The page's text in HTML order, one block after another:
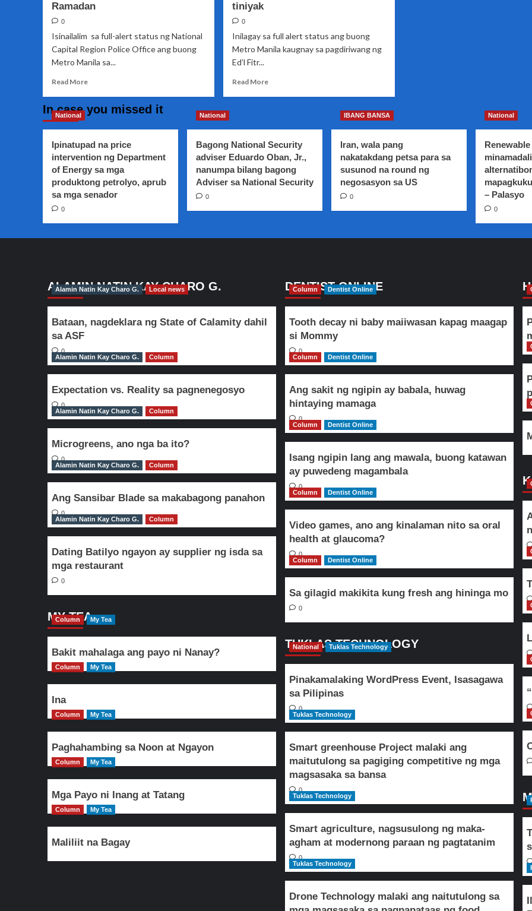
Ramadan
0
Isinailalim sa full-alert status ng National
Capital Region Police Office ang buong
Metro Manila sa...
Read MoreRead
PNP-
full
alert
statussa
pagtatapos
ng
tiniyak
0
Inilagay sa full alert status ang buong
Metro Manila kaugnay sa pagdiriwang ng
Ed’l Fitr...
Read MoreRead
ng
Ramadan
ng
mga
In case you missed it
National
Ipinatupad na price
intervention ng Department
of Energy sa mga
produktong petrolyo, aprub
sa mga senador
0
National
Bagong National Security
adviser Eduardo Oban, Jr.,
nanumpa bilang bagong
Adviser sa National Security
0
IBANG BANSA
Iran, wala pang
nakatakdang petsa para sa
susunod na round ng
negosasyon sa US
0
National
– Palasyo
0
ALAMIN NATIN KAY CHARO G.
Alamin Natin Kay Charo G. Local news
Bataan, nagdeklara ng State of Calamity dahil
sa ASF
0
Alamin Natin Kay Charo G.
Column
Expectation vs. Reality sa pagnenegosyo
0
Alamin Natin Kay Charo G.
Column
Microgreens, ano nga ba ito?
0
Alamin Natin Kay Charo G.
Column
Ang Sansibar Blade sa makabagong panahon
0
Alamin Natin Kay Charo G.
Column
Dating Batilyo ngayon ay supplier ng isda sa
mga restaurant
0
MY TEA
Column My Tea
Bakit mahalaga ang payo ni Nanay?
Column My Tea
Ina
Column My Tea
Paghahambing sa Noon at Ngayon
Column My Tea
Mga Payo ni Inang at Tatang
Column My Tea
Maliliit na Bagay
DENTIST ONLINE
Column Dentist Online
Tooth decay ni baby maiiwasan kapag maagap
si Mommy
0
Column
Dentist Online
Ang sakit ng ngipin ay babala, huwag
hintaying mamaga
0
Column
Dentist Online
Isang ngipin lang ang mawala, buong katawan
ay puwedeng magambala
0
Column
Dentist Online
Video games, ano ang kinalaman nito sa oral
health at glaucoma?
0
Column
Dentist Online
Sa gilagid makikita kung fresh ang hininga mo
0
TUKLAS TECHNOLOGY
National Tuklas Technology
Pinakamalaking WordPress Event, Isasagawa
sa Pilipinas
0
Tuklas Technology
Smart greenhouse Project malaki ang
maitutulong sa pagiging competitive ng mga
magsasaka sa bansa
0
Tuklas Technology
Smart agriculture, nagsusulong ng maka-
agham at modernong paraan ng pagtatanim
0
Tuklas Technology
Drone Technology malaki ang naitutulong sa